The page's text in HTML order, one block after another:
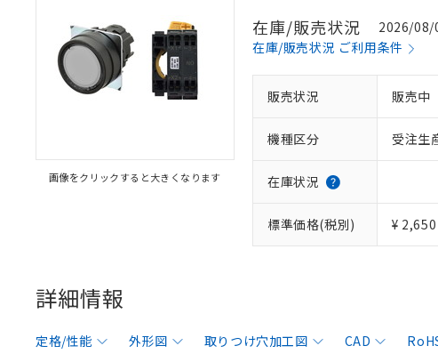
画像をクリックすると大きくなります
在庫/販売状況
2026/08/
在庫/販売状況 ご利用条件
販売状況 販売中
機種区分 受注生
在庫状況
標準価格(税別) ¥ 2,650
詳細情報
定格/性能 外形図 取りつけ穴加工図 CAD